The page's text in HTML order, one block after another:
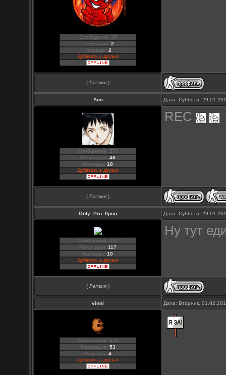
Сообщений: 35
Репутация: 2
Награды:2
Добавить в друзья
( Латвия )
Aim Дата: Суббота,
Сообщений: 270
Репутация: 46
Награды:18
Добавить в друзья
REC
( Латвия )
Only_Pro_IIpoo Дата: Суббота,
Сообщений: 239
Репутация:117
Награды:10
Добавить в друзья
Ну тут
( Латвия )
vinni Дата: Вторник,
Сообщений: 456
Репутация: 53
Награды:4
Добавить в друзья